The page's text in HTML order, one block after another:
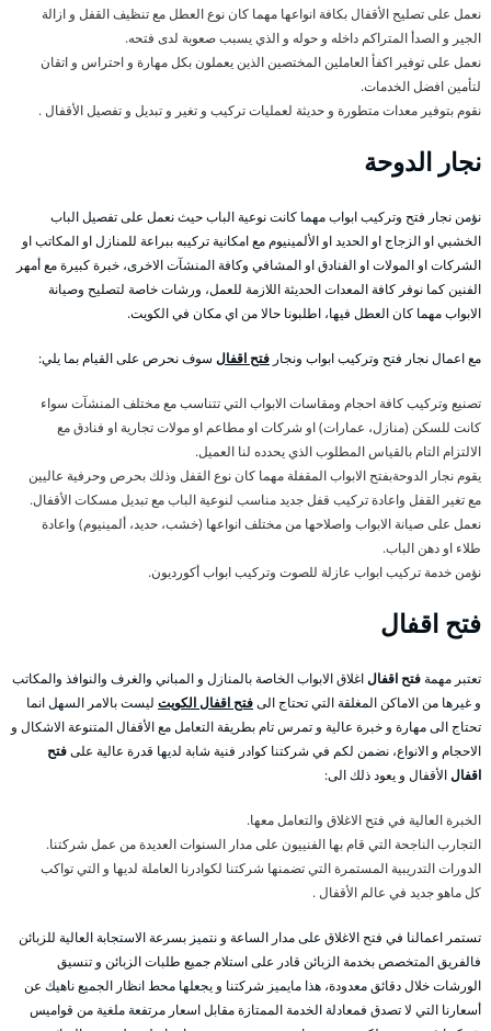
نعمل على تصليح الأقفال بكافة انواعها مهما كان نوع العطل مع تنظيف القفل و ازالة
الجير و الصدأ المتراكم داخله و حوله و الذي يسبب صعوبة لدى فتحه.
نعمل على توفير اكفأ العاملين المختصين الذين يعملون بكل مهارة و احتراس و اتقان
لتأمين افضل الخدمات.
نقوم بتوفير معدات متطورة و حديثة لعمليات تركيب و تغير و تبديل و تفصيل الأقفال .
نجار الدوحة
نؤمن نجار فتح وتركيب ابواب مهما كانت نوعية الباب حيث نعمل على تفصيل الباب
الخشبي او الزجاج او الحديد او الألمينيوم مع امكانية تركيبه ببراعة للمنازل او المكاتب او
الشركات او المولات او الفنادق او المشافي وكافة المنشآت الاخرى، خبرة كبيرة مع أمهر
الفنين كما نوفر كافة المعدات الحديثة اللازمة للعمل، ورشات خاصة لتصليح وصيانة
الابواب مهما كان العطل فيها، اطلبونا حالا من اي مكان في الكويت.
مع اعمال نجار فتح وتركيب ابواب ونجار فتح اقفال سوف نحرص على القيام بما يلي:
تصنيع وتركيب كافة احجام ومقاسات الابواب التي تتناسب مع مختلف المنشآت سواء
كانت للسكن (منازل، عمارات) او شركات او مطاعم او مولات تجارية او فنادق مع
الالتزام التام بالقياس المطلوب الذي يحدده لنا العميل.
يقوم نجار الدوحةبفتح الابواب المقفلة مهما كان نوع القفل وذلك بحرص وحرفية عاليين
مع تغير القفل واعادة تركيب قفل جديد مناسب لنوعية الباب مع تبديل مسكات الأقفال.
نعمل على صيانة الابواب واصلاحها من مختلف انواعها (خشب، حديد، ألمينيوم) واعادة
طلاء او دهن الباب.
نؤمن خدمة تركيب ابواب عازلة للصوت وتركيب ابواب أكورديون.
فتح اقفال
تعتبر مهمةفتح اقفالاغلاق الابواب الخاصة بالمنازل و المباني والغرف والنوافذ والمكاتب
و غيرها من الاماكن المغلقة التي تحتاج الىفتح اقفال الكويت ليست بالامر السهل انما
تحتاج الى مهارة و خبرة عالية و تمرس تام بطريقة التعامل مع الأقفال المتنوعة الاشكال و
الاحجام و الانواع، نضمن لكم في شركتنا كوادر فنية شابة لديها قدرة عالية علىفتح
اقفالالأقفال و يعود ذلك الى:
الخبرة العالية في فتح الاغلاق والتعامل معها.
التجارب الناجحة التي قام بها الفنييون على مدار السنوات العديدة من عمل شركتنا.
الدورات التدريبية المستمرة التي تضمنها شركتنا لكوادرنا العاملة لديها و التي تواكب
كل ماهو جديد في عالم الأقفال .
تستمر اعمالنا في فتح الاغلاق على مدار الساعة و نتميز بسرعة الاستجابة العالية للزبائن
فالفريق المتخصص بخدمة الزبائن قادر على استلام جميع طلبات الزبائن و تنسيق
الورشات خلال دقائق معدودة، هذا مايميز شركتنا و يجعلها محط انظار الجميع ناهيك عن
أسعارنا التي لا تصدق فمعادلة الخدمة الممتازة مقابل اسعار مرتفعة ملغية من قواميس